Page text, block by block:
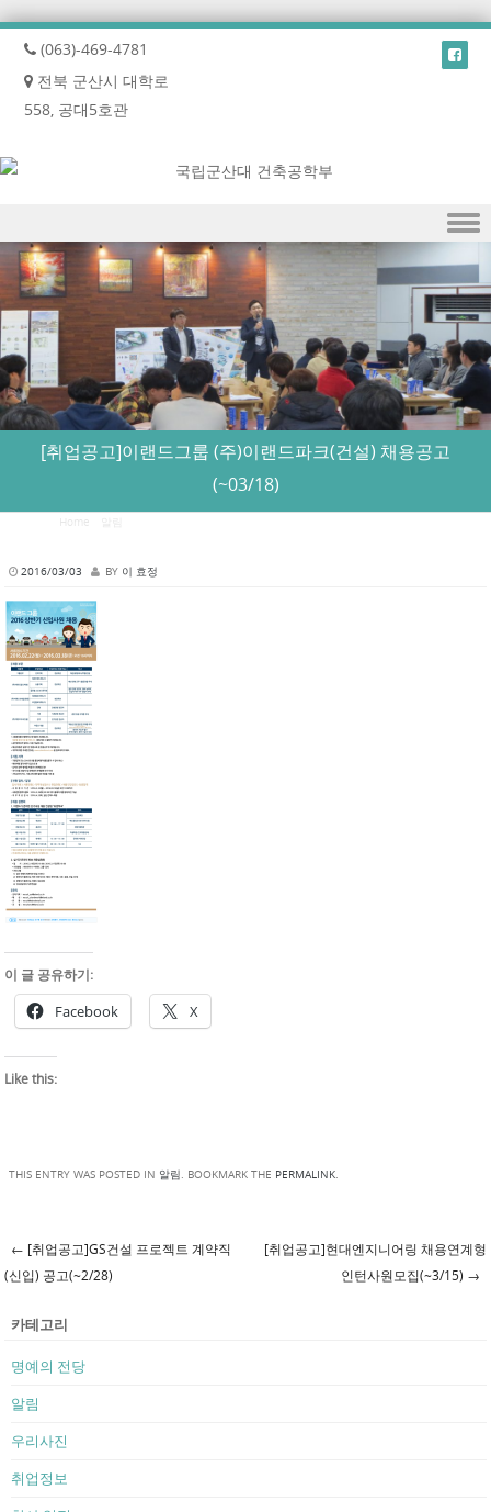
(063)-469-4781
전북 군산시 대학로
558, 공대5호관
Skip to content
[취업공고]이랜드그룹 (주)이랜드파크(건설) 채용공고
(~03/18)
Home
2016/03/03 BY 이 효정
이 글 공유하기:
Facebook X
Like this:
THIS ENTRY WAS POSTED IN 알림. BOOKMARK THE PERMALINK.
Post navigation
← [취업공고]GS건설 프로젝트 계약직
(신입) 공고(~2/28)
[취업공고]현대엔지니어링 채용연계형
인턴사원모집(~3/15) →
카테고리
명예의 전당
알림
우리사진
취업정보